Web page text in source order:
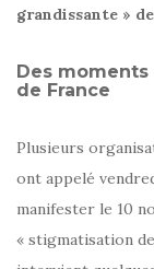
grandissante »
Des
de France
Plusieurs
ont appelé
manifester le 10
« stigmatisation